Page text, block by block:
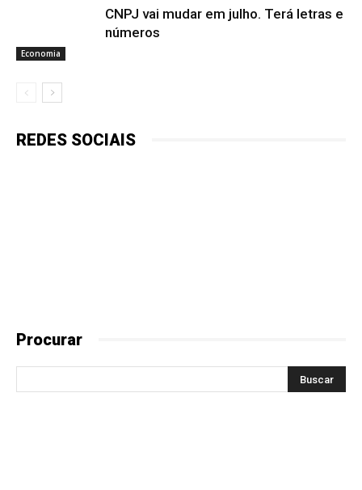
Economia
CNPJ vai mudar em julho. Terá letras e
números
REDES SOCIAIS
Procurar